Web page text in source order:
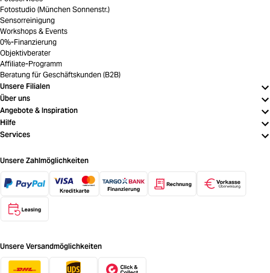
Fotostudio (München Sonnenstr.)
Sensorreinigung
Workshops & Events
0%-Finanzierung
Objektivberater
Affiliate-Programm
Beratung für Geschäftskunden (B2B)
Unsere Filialen
Über uns
Angebote & Inspiration
Hilfe
Services
Unsere Zahlmöglichkeiten
Unsere Versandmöglichkeiten